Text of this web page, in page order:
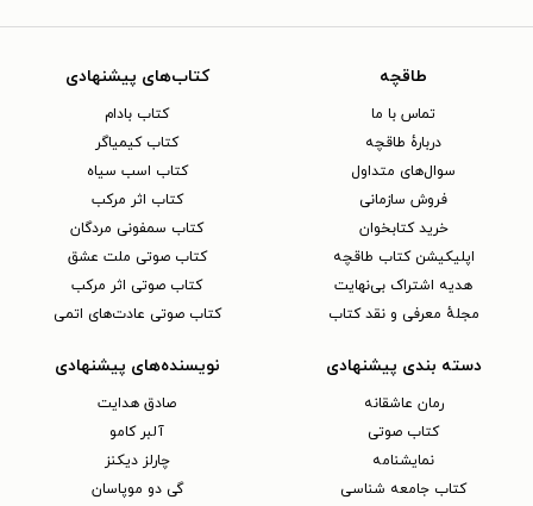
طاقچه
تماس با ما
دربارهٔ طاقچه
سوال‌های متداول
فروش سازمانی
خرید کتابخوان
اپلیکیشن کتاب طاقچه
هدیه اشتراک بی‌نهایت
مجلهٔ معرفی و نقد کتاب
کتاب‌های پیشنهادی
کتاب بادام
کتاب کیمیاگر
کتاب اسب سیاه
کتاب اثر مرکب
کتاب سمفونی مردگان
کتاب صوتی ملت عشق
کتاب صوتی اثر مرکب
کتاب صوتی عادت‌های اتمی
دسته بندی پیشنهادی
رمان عاشقانه
کتاب‌ صوتی
نمایشنامه
کتاب جامعه شناسی
نویسنده‌های پیشنهادی
صادق هدایت
آلبر کامو
چارلز دیکنز
گی دو موپاسان